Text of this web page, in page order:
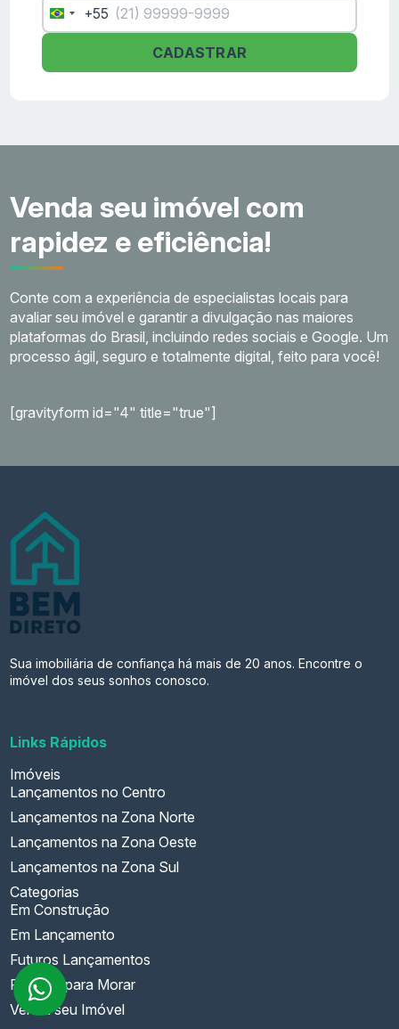
Brazil
+55
+55
CADASTRAR
Venda seu imóvel com
rapidez e eficiência!
Conte com a experiência de especialistas locais para
avaliar seu imóvel e garantir a divulgação nas maiores
plataformas do Brasil, incluindo redes sociais e Google. Um
processo ágil, seguro e totalmente digital, feito para você!
[gravityform id="4" title="true"]
Sua imobiliária de confiança há mais de 20 anos. Encontre o
imóvel dos seus sonhos conosco.
Links Rápidos
Imóveis
Lançamentos no Centro
Lançamentos na Zona Norte
Lançamentos na Zona Oeste
Lançamentos na Zona Sul
Categorias
Em Construção
Em Lançamento
Futuros Lançamentos
Prontos para Morar
Venda seu Imóvel